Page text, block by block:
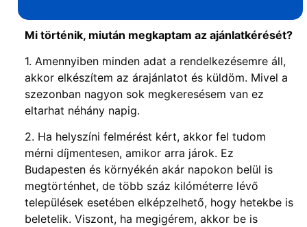
mezőt
üresen
kell
Mi történik, miután megkaptam az ajánlatkérését?
1. Amennyiben minden adat a rendelkezésemre áll,
akkor elkészítem az árajánlatot és küldöm. Mivel a
szezonban nagyon sok megkeresésem van ez
eltarhat néhány napig.
2. Ha helyszíni felmérést kért, akkor fel tudom
mérni díjmentesen, amikor arra járok. Ez
Budapesten és környékén akár napokon belül is
megtörténhet, de több száz kilóméterre lévő
települések esetében elképzelhető, hogy hetekbe is
beletelik. Viszont, ha megigérem, akkor be is